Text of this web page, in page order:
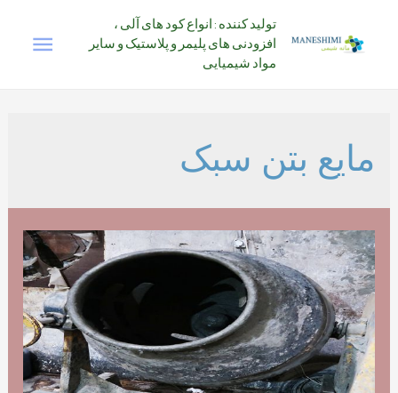
تولید کننده : انواع کود های آلی ،
افزودنی های پلیمر و پلاستیک و سایر
مواد شیمیایی
مایع بتن سبک